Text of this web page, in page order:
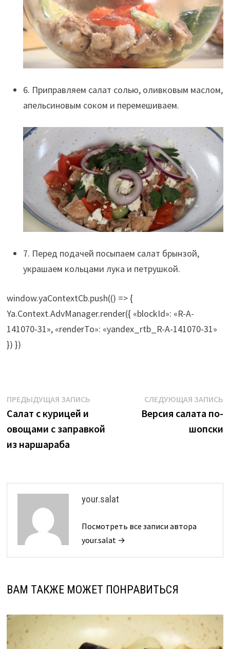
6. Приправляем салат солью, оливковым маслом,
апельсиновым соком и перемешиваем.
7. Перед подачей посыпаем салат брынзой,
украшаем кольцами лука и петрушкой.
window.yaContextCb.push(() => {
Ya.Context.AdvManager.render({ «blockId»: «R-A-
141070-31», «renderTo»: «yandex_rtb_R-A-141070-31»
}) })
Навигация
по
записям
ПРЕДЫДУЩАЯ ЗАПИСЬПредыдущая
Салат с курицей и
овощами с заправкой
из наршараба
СЛЕДУЮЩАЯ ЗАПИСЬ
Версия салата по-
шопски
your.salat
Посмотреть все записи автора
your.salat →
ВАМ ТАКЖЕ МОЖЕТ ПОНРАВИТЬСЯ